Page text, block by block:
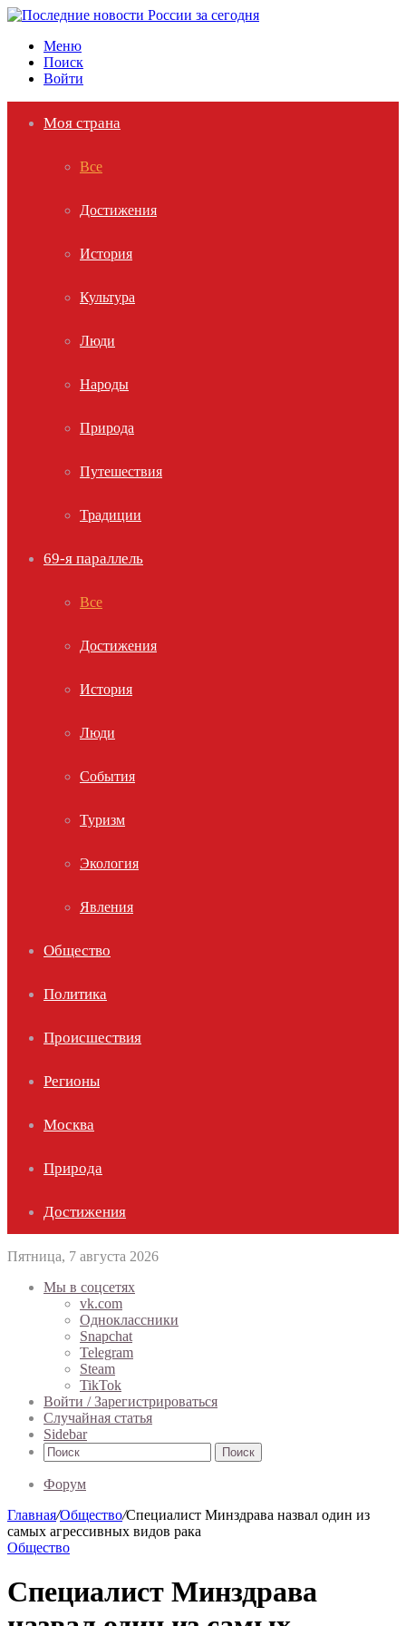
Меню
Поиск
Войти
Моя страна
Все
Достижения
История
Культура
Люди
Народы
Природа
Путешествия
Традиции
69-я параллель
Все
Достижения
История
Люди
События
Туризм
Экология
Явления
Общество
Политика
Происшествия
Регионы
Москва
Природа
Достижения
Пятница, 7 августа 2026
Мы в соцсетях
vk.com
Одноклассники
Snapchat
Telegram
Steam
TikTok
Войти / Зарегистрироваться
Случайная статья
Sidebar
Поиск
Форум
Главная/Общество/Специалист Минздрава назвал один из
самых агрессивных видов рака
Общество
Специалист Минздрава